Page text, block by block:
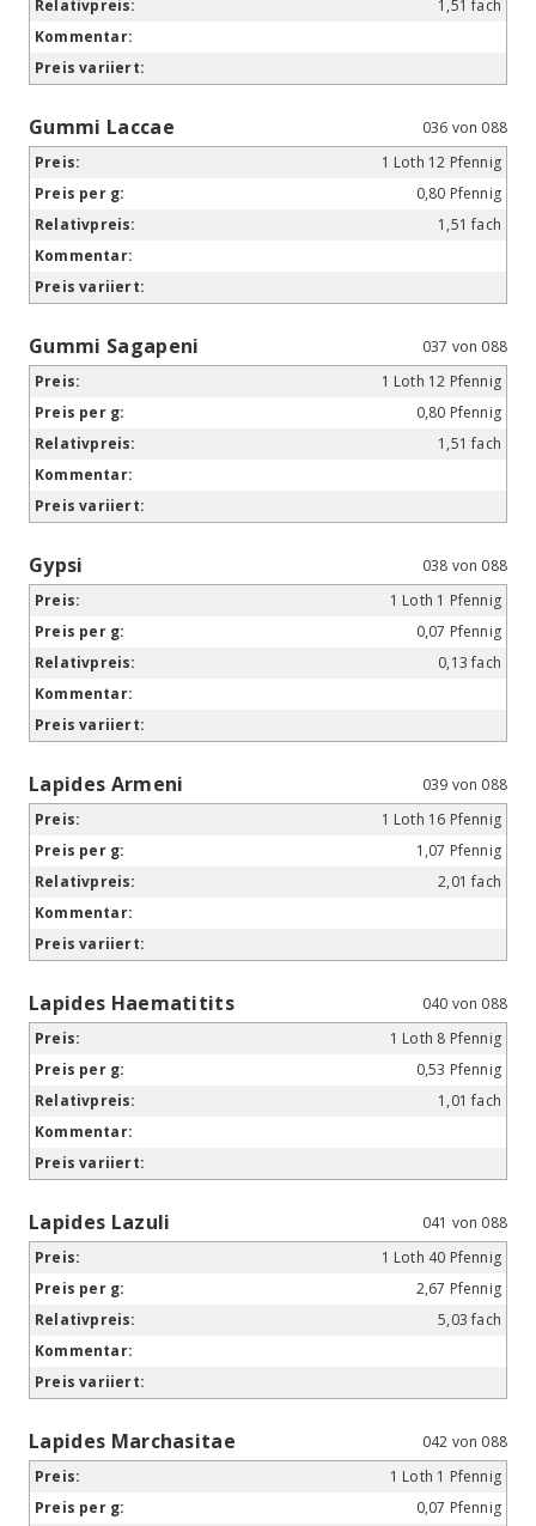
1,51 fach
Gummi Laccae
036 von 088
1 Loth 12 Pfennig
0,80 Pfennig
1,51 fach
Gummi Sagapeni
037 von 088
1 Loth 12 Pfennig
0,80 Pfennig
1,51 fach
Gypsi
038 von 088
1 Loth 1 Pfennig
0,07 Pfennig
0,13 fach
Lapides Armeni
039 von 088
1 Loth 16 Pfennig
1,07 Pfennig
2,01 fach
Lapides Haematitits
040 von 088
1 Loth 8 Pfennig
0,53 Pfennig
1,01 fach
Lapides Lazuli
041 von 088
1 Loth 40 Pfennig
2,67 Pfennig
5,03 fach
Lapides Marchasitae
042 von 088
1 Loth 1 Pfennig
0,07 Pfennig